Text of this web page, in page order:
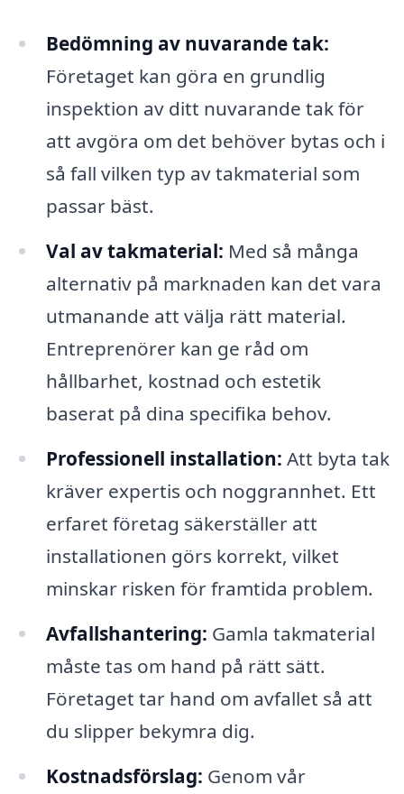
Bedömning av nuvarande tak:
Företaget kan göra en grundlig
inspektion av ditt nuvarande tak för
att avgöra om det behöver bytas och i
så fall vilken typ av takmaterial som
passar bäst.
Val av takmaterial: Med så många
alternativ på marknaden kan det vara
utmanande att välja rätt material.
Entreprenörer kan ge råd om
hållbarhet, kostnad och estetik
baserat på dina specifika behov.
Professionell installation: Att byta tak
kräver expertis och noggrannhet. Ett
erfaret företag säkerställer att
installationen görs korrekt, vilket
minskar risken för framtida problem.
Avfallshantering: Gamla takmaterial
måste tas om hand på rätt sätt.
Företaget tar hand om avfallet så att
du slipper bekymra dig.
Kostnadsförslag: Genom vår